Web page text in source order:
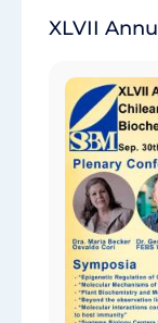
XLVII